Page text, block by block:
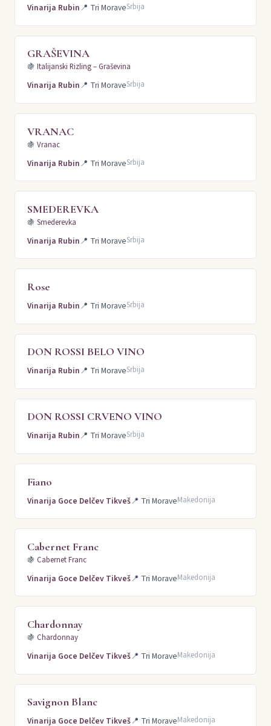
Vinarija Rubin📍 Tri MoraveSrbija
GRAŠEVINA
🍇 Italijanski Rizling – Graševina
Vinarija Rubin📍 Tri MoraveSrbija
VRANAC
🍇 Vranac
Vinarija Rubin📍 Tri MoraveSrbija
SMEDEREVKA
🍇 Smederevka
Vinarija Rubin📍 Tri MoraveSrbija
Rose
Vinarija Rubin📍 Tri MoraveSrbija
DON ROSSI BELO VINO
Vinarija Rubin📍 Tri MoraveSrbija
DON ROSSI CRVENO VINO
Vinarija Rubin📍 Tri MoraveSrbija
Fiano
Vinarija Goce Delčev Tikveš📍 Tri MoraveMakedonija
Cabernet Franc
🍇 Cabernet Franc
Vinarija Goce Delčev Tikveš📍 Tri MoraveMakedonija
Chardonnay
🍇 Chardonnay
Vinarija Goce Delčev Tikveš📍 Tri MoraveMakedonija
Savignon Blanc
Vinarija Goce Delčev Tikveš📍 Tri MoraveMakedonija